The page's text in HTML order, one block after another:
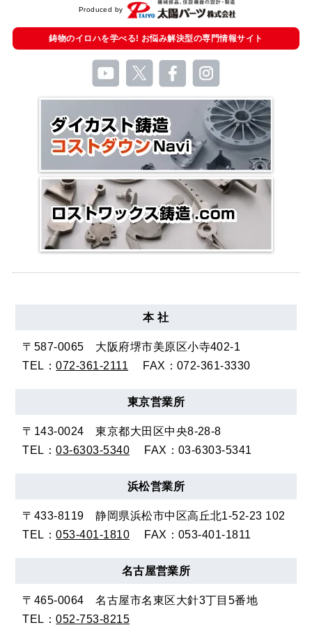
Produced by
鋳物のイロハを学べる! お悩み解決型の専門情報サイト
本 社
〒587-0065
大阪府堺市美原区小寺402-1
TEL：072-361-2111 FAX：072-361-3330
東京営業所
〒143-0024
東京都大田区中央8-28-8
TEL：03-6303-5340 FAX：03-6303-5341
浜松営業所
〒433-8119
静岡県浜松市中区高丘北1-52-23 102
TEL：053-401-1810 FAX：053-401-1811
名古屋営業所
〒465-0064
名古屋市名東区大針3丁目5番地
TEL：052-753-8215